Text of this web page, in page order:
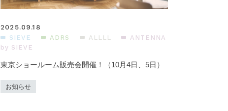
2025.09.18
SIEVE ADRS ALLLL
ANTENNA
by SIEVE
東京ショールーム販売会開催！（10月4日、5日）
お知らせ